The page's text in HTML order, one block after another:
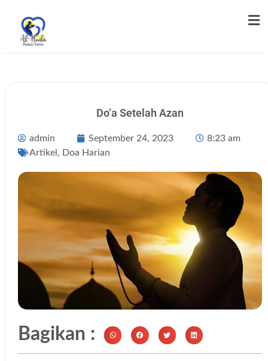
Do’a Setelah Azan
admin September 24, 2023
8:23 am
Artikel , Doa Harian
Bagikan :